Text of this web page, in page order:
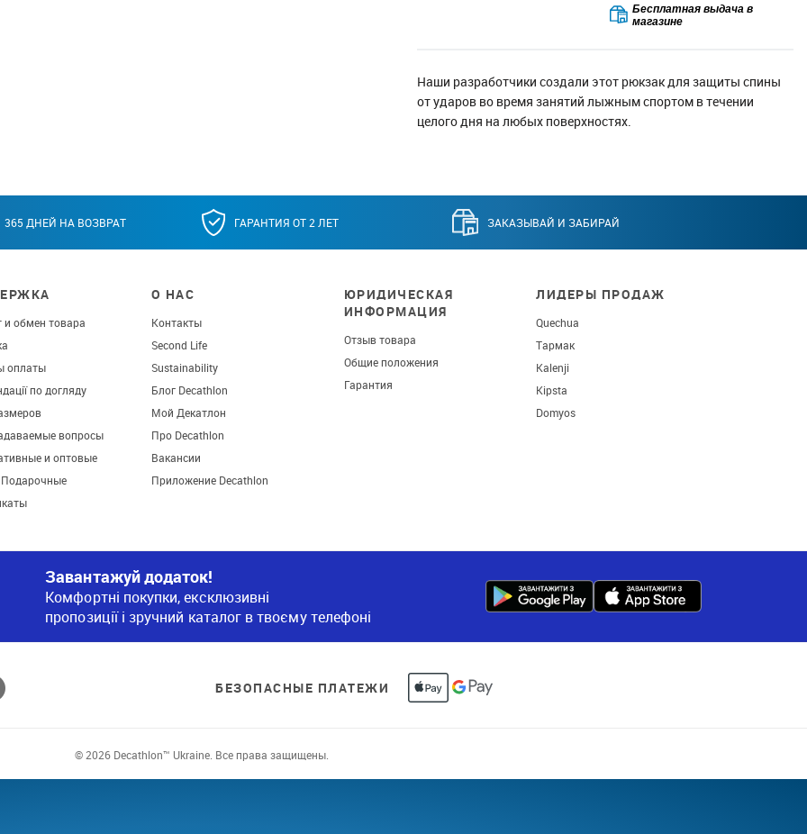
Бесплатная выдача в
магазине
Наши разработчики создали этот рюкзак для защиты спины
от ударов во время занятий лыжным спортом в течении
целого дня на любых поверхностях.
365 ДНЕЙ НА ВОЗВРАТ ГАРАНТИЯ ОТ 2 ЛЕТ ЗАКАЗЫВАЙ И ЗАБИРАЙ
и обмен товара
оплаты
по догляду
вопросы
и оптовые
О НАС
Контакты
Second Life
Sustainability
Блог Decathlon
Мой Декатлон
Про Decathlon
Вакансии
Приложение Decathlon
ЮРИДИЧЕСКАЯ
ИНФОРМАЦИЯ
Отзыв товара
Общие положения
Гарантия
ЛИДЕРЫ ПРОДАЖ
Quechua
Тармак
Kalenji
Kipsta
Domyos
Завантажуй додаток!
Комфортні покупки, ексклюзивні
пропозиції і зручний каталог в твоєму телефоні
БЕЗОПАСНЫЕ ПЛАТЕЖИ
© 2026 Decathlon™ Ukraine. Все права защищены.